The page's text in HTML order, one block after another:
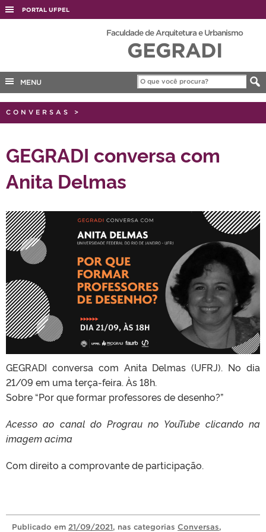
PORTAL UFPEL
EDITAIS
OUVIDORIA
Faculdade de Arquitetura e Urbanismo
GEGRADI
MENU
CONVERSAS >
GEGRADI conversa com
Anita Delmas
GEGRADI conversa com Anita Delmas (UFRJ). No dia
21/09 em uma terça-feira. Às 18h.
Sobre “Por que formar professores de desenho?”
Acesso ao canal do Prograu no YouTube clicando na
imagem acima
Com direito a comprovante de participação.
Publicado em 21/09/2021, nas categorias Conversas,